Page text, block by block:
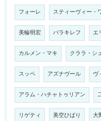
フォーレ スティーヴィー・
美輪明宏 バラキレフ エ
カルメン・マキ クララ・シ
スッペ アズナヴール ヴ
アラム・ハチャトゥリアン
リゲティ 美空ひばり 大